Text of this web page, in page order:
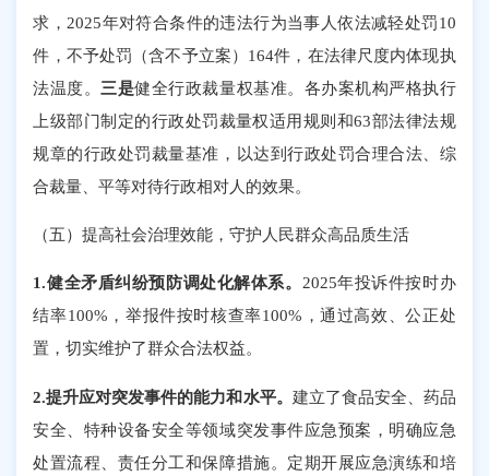
求，2025年对符合条件的违法行为当事人依法减轻处罚10
件，不予处罚（含不予立案）164件，在法律尺度内体现执
法温度。 三是健全行政裁量权基准。各办案机构严格执行
上级部门制定的行政处罚裁量权适用规则和63部法律法规
规章的行政处罚裁量基准， 以达到行政处罚合理合法、综
合裁量、平等对待行政相对人的效果。
（五）提高社会治理效能，守护人民群众高品质生活
1.健全矛盾纠纷预防调处化解体系。 2025年投诉件按时办
结率100%，举报件按时核查率100%，通过高效、公正处
置，切实维护了群众合法权益。
2.提升应对突发事件的能力和水平。 建立了食品安全、药品
安全、特种设备安全等领域突发事件应急预案，明确应急
处置流程、责任分工和保障措施。定期开展应急演练和培